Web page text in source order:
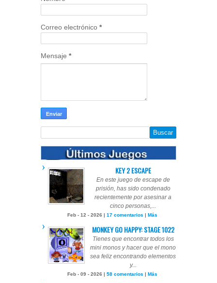
Correo electrónico *
Mensaje *
KEY 2 ESCAPE
En este juego de escape de
prisión, has sido condenado
recientemente por asesinar a
cinco personas,...
Feb - 12 - 2026 | 17 comentarios | Más
MONKEY GO HAPPY: STAGE 1022
Tienes que encontrar todos los
mini monos y hacer que el mono
sea feliz encontrando elementos
y...
Feb - 09 - 2026 | 58 comentarios | Más